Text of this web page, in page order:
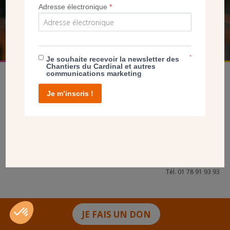
JE FAIS UN DON
FAIRE UN DON
Tél. 01 78 91 93 93
Adresse électronique*
Je souhaite recevoir la newsletter des
Chantiers du Cardinal et autres
communications marketing
*
Je m’inscris !